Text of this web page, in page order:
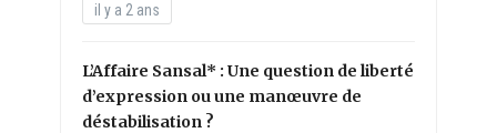
il y a 2 ans
L’Affaire Sansal* : Une question de liberté
d’expression ou une manœuvre de
déstabilisation ?